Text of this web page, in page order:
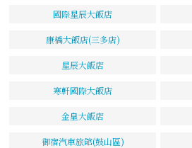
國際星辰大飯店
康橋大飯店(三多店)
星辰大飯店
寒軒國際大飯店
金皇大飯店
御宿汽車旅館(鼓山區)